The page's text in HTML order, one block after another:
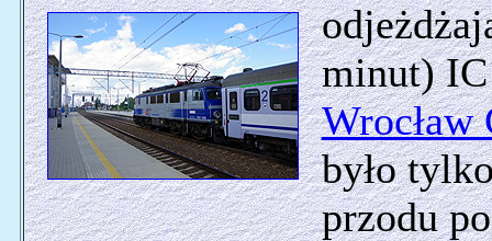
minut)
Wrocław
było
przodu